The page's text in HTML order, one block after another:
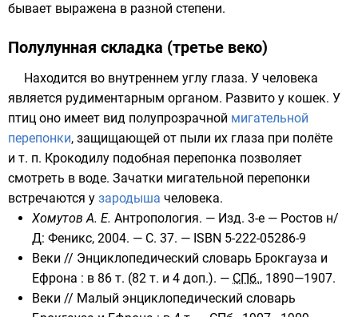
бывает выражена в разной степени.
Полулунная складка (третье веко)
Находится во внутреннем углу глаза. У человека
является рудиментарным органом. Развито у кошек. У
птиц оно имеет вид полупрозрачной мигательной
перепонки, защищающей от пыли их глаза при полёте
и т. п. Крокодилу подобная перепонка позволяет
смотреть в воде. Зачатки мигательной перепонки
встречаются у зародыша человека.
Хомутов А. Е. Антропология. — Изд. 3-е — Ростов н/
Д: Феникс, 2004. — С. 37. — ISBN 5-222-05286-9
Веки // Энциклопедический словарь Брокгауза и
Ефрона : в 86 т. (82 т. и 4 доп.). — СПб., 1890—1907.
Веки // Малый энциклопедический словарь